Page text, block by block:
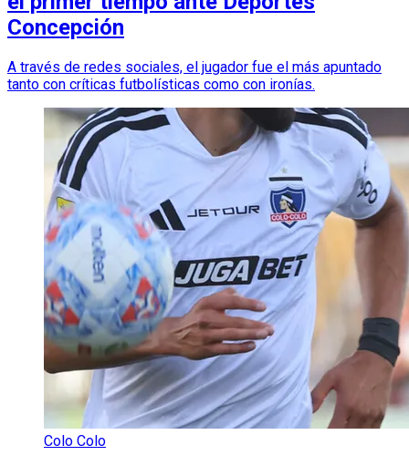
Concepción
A través de redes sociales, el jugador fue el más apuntado
tanto con críticas futbolísticas como con ironías.
Colo Colo